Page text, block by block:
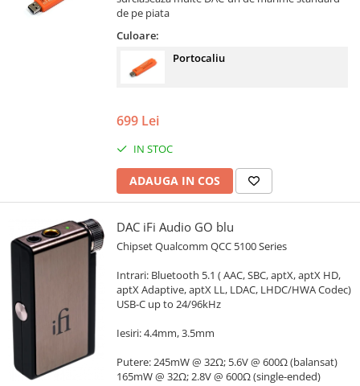
de pe piata
Culoare:
Portocaliu
699 Lei
IN STOC
ADAUGA IN COS
DAC iFi Audio GO blu
Chipset Qualcomm QCC 5100 Series
Intrari: Bluetooth 5.1 ( AAC, SBC, aptX, aptX HD,
aptX Adaptive, aptX LL, LDAC, LHDC/HWA Codec)
USB-C up to 24/96kHz
Iesiri: 4.4mm, 3.5mm
Putere: 245mW @ 32Ω; 5.6V @ 600Ω (balansat)
165mW @ 32Ω; 2.8V @ 600Ω (single-ended)